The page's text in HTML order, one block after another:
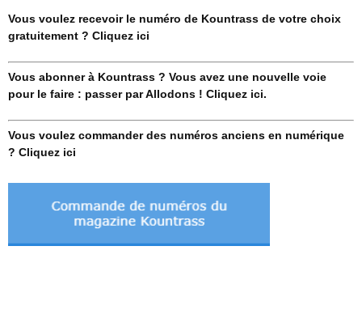
Vous voulez recevoir le numéro de Kountrass de votre choix
gratuitement ? Cliquez ici
Vous abonner à Kountrass ? Vous avez une nouvelle voie
pour le faire : passer par Allodons ! Cliquez ici.
Vous voulez commander des numéros anciens en numérique
? Cliquez ici